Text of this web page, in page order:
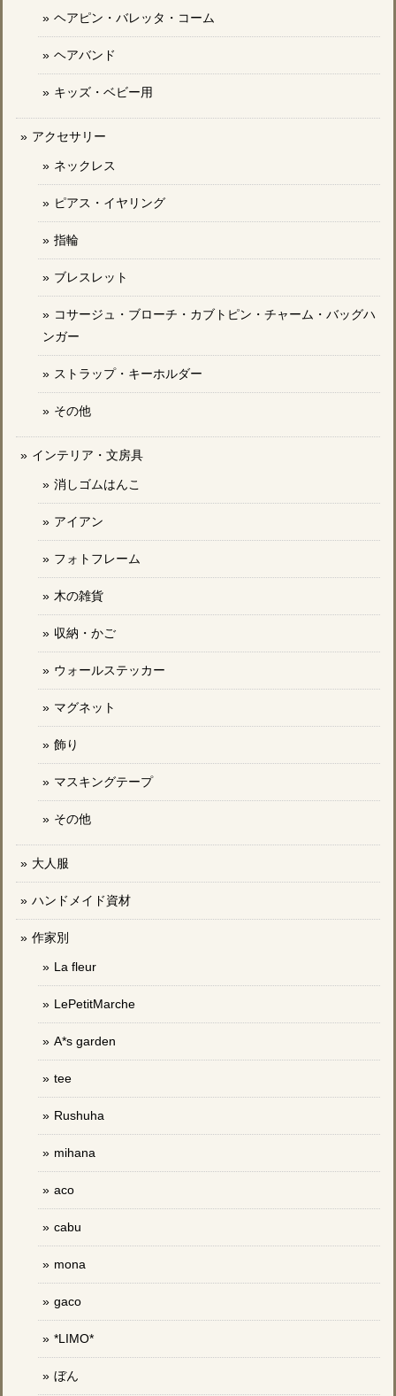
ヘアピン・バレッタ・コーム
ヘアバンド
キッズ・ベビー用
アクセサリー
ネックレス
ピアス・イヤリング
指輪
ブレスレット
コサージュ・ブローチ・カブトピン・チャーム・バッグハ
ンガー
ストラップ・キーホルダー
その他
インテリア・文房具
消しゴムはんこ
アイアン
フォトフレーム
木の雑貨
収納・かご
ウォールステッカー
マグネット
飾り
マスキングテープ
その他
大人服
ハンドメイド資材
作家別
La fleur
LePetitMarche
A*s garden
tee
Rushuha
mihana
aco
cabu
mona
gaco
*LIMO*
ぼん